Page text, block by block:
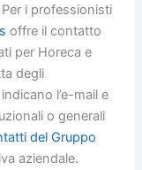
i professionisti
offre il contatto
per Horeca e
degli
indicano l’e-mail e
o generali
del Gruppo
aziendale.